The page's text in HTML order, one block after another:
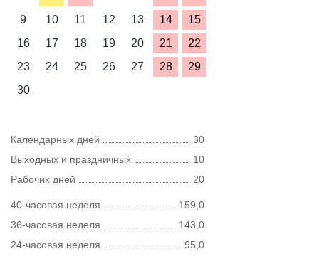
9
10 11 12 13 14
15
16
17 18 19 20 21
22
23
24 25 26 27 28
29
30
Календарных дней
30
Выходных и праздничных
10
Рабочих дней
20
40-часовая неделя
159,0
36-часовая неделя
143,0
24-часовая неделя
95,0